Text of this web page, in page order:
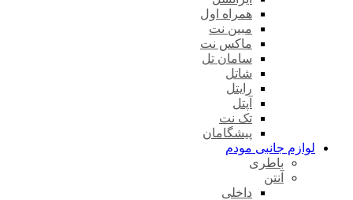
همراه اول
مبین نت
ماکس نت
سامان تل
شاتل
رایتل
آپتل
تک نت
پیشگامان
لوازم جانبی مودم
باطری
آنتن
داخلی